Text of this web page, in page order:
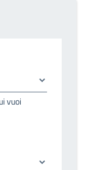
vuoi